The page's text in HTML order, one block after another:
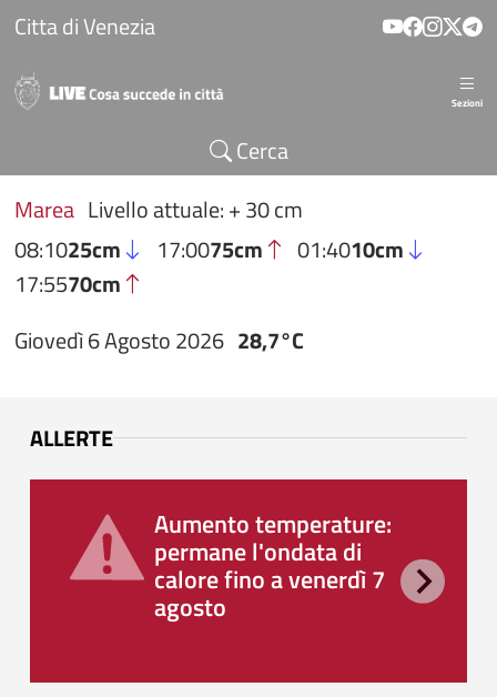
Salta al contenuto principale
Citta di Venezia
Sezioni
Cerca
Marea Livello attuale: + 30 cm
08:1025cm 17:0075cm 01:4010cm
17:5570cm
Giovedì 6 Agosto 2026 28,7°C
ALLERTE
Aumento temperature:
permane l'ondata di
calore fino a venerdì 7
agosto